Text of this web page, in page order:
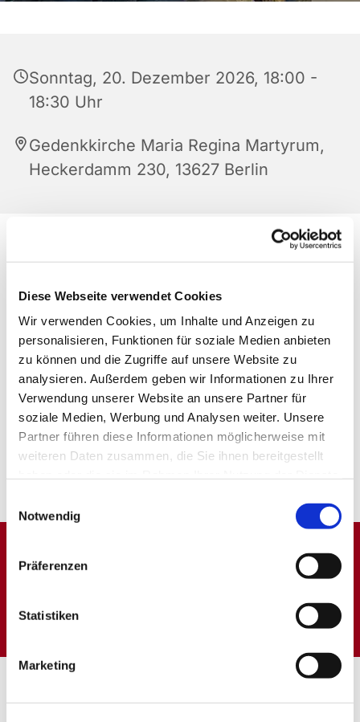
Diese Webseite verwendet Cookies
Wir verwenden Cookies, um Inhalte und Anzeigen zu
personalisieren, Funktionen für soziale Medien anbieten
zu können und die Zugriffe auf unsere Website zu
analysieren. Außerdem geben wir Informationen zu Ihrer
Verwendung unserer Website an unsere Partner für
soziale Medien, Werbung und Analysen weiter. Unsere
Partner führen diese Informationen möglicherweise mit
weiteren Daten zusammen, die Sie ihnen bereitgestellt
Notwendig
Präferenzen
Statistiken
Marketing
Sonntag, 20. Dezember 2026, 18:00 -
18:30 Uhr
Gedenkkirche Maria Regina Martyrum,
Heckerdamm 230, 13627 Berlin
Dies könnte Sie auch